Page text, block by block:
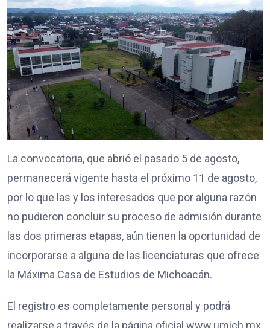
La convocatoria, que abrió el pasado 5 de agosto,
permanecerá vigente hasta el próximo 11 de agosto,
por lo que las y los interesados que por alguna razón
no pudieron concluir su proceso de admisión durante
las dos primeras etapas, aún tienen la oportunidad de
incorporarse a alguna de las licenciaturas que ofrece
la Máxima Casa de Estudios de Michoacán.
El registro es completamente personal y podrá
realizarse a través de la página oficial www.umich.mx,